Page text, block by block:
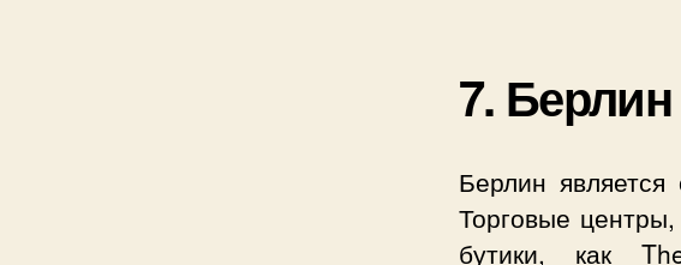
7. Берлин
Берлин
Торговые
бутики, как